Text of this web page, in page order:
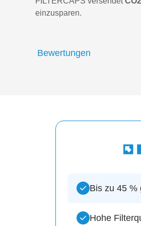
einzusparen.
Bewertungen
Bis zu 45 %
Hohe